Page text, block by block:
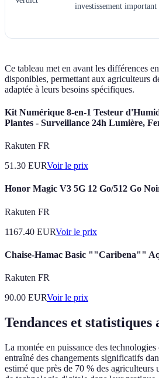
investissement important
Ce tableau met en avant les différences
disponibles, permettant aux agriculteurs
adaptée à leurs besoins spécifiques.
Kit Numérique 8-en-1 Testeur
Plantes - Surveillance 24h Lumière,
Rakuten FR
51.30 EURVoir le prix
Honor Magic V3 5G 12 Go/512 Go
Rakuten FR
1167.40 EURVoir le prix
Chaise-Hamac Basic ""Caribena""
Rakuten FR
90.00 EURVoir le prix
Tendances et statistiques
La montée en puissance des
entraîné des changements significatifs
estimé que près de 70 % des